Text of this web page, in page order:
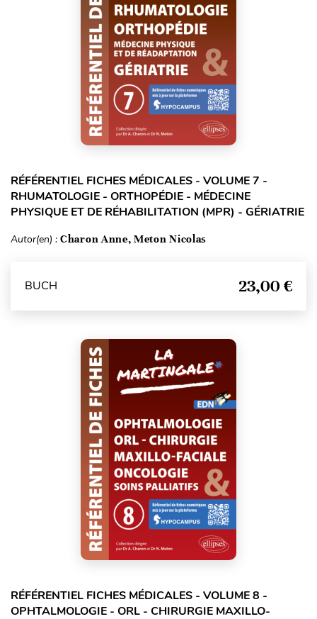
RÉFÉRENTIEL FICHES MÉDICALES - VOLUME 7 -
RHUMATOLOGIE - ORTHOPÉDIE - MÉDECINE
PHYSIQUE ET DE RÉHABILITATION (MPR) - GÉRIATRIE
Autor(en) : Charon Anne, Meton Nicolas
BUCH 23,00 €
RÉFÉRENTIEL FICHES MÉDICALES - VOLUME 8 -
OPHTALMOLOGIE - ORL - CHIRURGIE MAXILLO-